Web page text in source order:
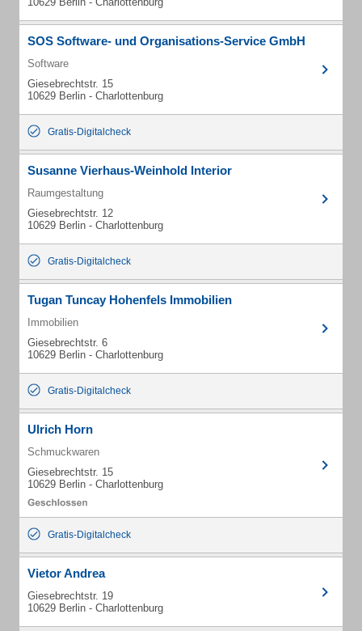
SOS Software- und Organisations-Service GmbH
Software
Giesebrechtstr. 15
10629 Berlin - Charlottenburg
Gratis-Digitalcheck
Susanne Vierhaus-Weinhold Interior
Raumgestaltung
Giesebrechtstr. 12
10629 Berlin - Charlottenburg
Gratis-Digitalcheck
Tugan Tuncay Hohenfels Immobilien
Immobilien
Giesebrechtstr. 6
10629 Berlin - Charlottenburg
Gratis-Digitalcheck
Ulrich Horn
Schmuckwaren
Giesebrechtstr. 15
10629 Berlin - Charlottenburg
Gratis-Digitalcheck
Vietor Andrea
Giesebrechtstr. 19
10629 Berlin - Charlottenburg